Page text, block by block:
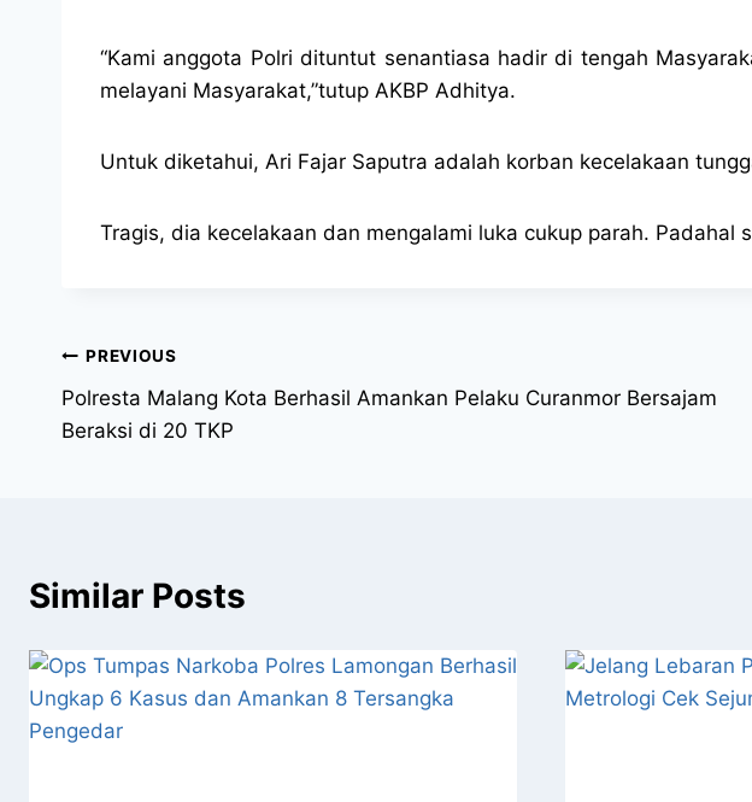
“Kami anggota Polri dituntut senantiasa hadir di tengah
melayani Masyarakat,”tutup AKBP Adhitya.
Untuk diketahui, Ari Fajar Saputra adalah korban kecelakaan
Tragis, dia kecelakaan dan mengalami luka cukup parah.
PREVIOUS
Polresta Malang Kota Berhasil Amankan Pelaku Curanmor Bersajam
Beraksi di 20 TKP
Similar Posts